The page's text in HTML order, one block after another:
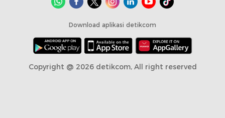
Download aplikasi detikcom
Copyright @ 2026 detikcom, All right reserved